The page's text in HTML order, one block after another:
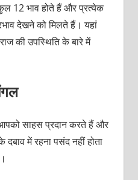
12 भाव होते हैं और प्रत्येक
देखने को मिलते हैं। यहां
की उपस्थिति के बारे में
साहस प्रदान करते हैं और
में रहना पसंद नहीं होता